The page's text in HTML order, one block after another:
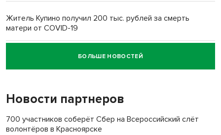
Житель Купино получил 200 тыс. рублей за смерть
матери от COVID-19
Новосибирский суд наказал водителя за смерть
пенсионерки на вокзале
БОЛЬШЕ НОВОСТЕЙ
Новости партнеров
700 участников соберёт Сбер на Всероссийский слёт
волонтёров в Красноярске